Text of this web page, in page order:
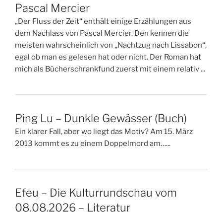
Pascal Mercier
„Der Fluss der Zeit“ enthält einige Erzählungen aus
dem Nachlass von Pascal Mercier. Den kennen die
meisten wahrscheinlich von „Nachtzug nach Lissabon“,
egal ob man es gelesen hat oder nicht. Der Roman hat
mich als Bücherschrankfund zuerst mit einem relativ ...
Ping Lu – Dunkle Gewässer (Buch)
Ein klarer Fall, aber wo liegt das Motiv? Am 15. März
2013 kommt es zu einem Doppelmord am…...
Efeu – Die Kulturrundschau vom
08.08.2026 – Literatur